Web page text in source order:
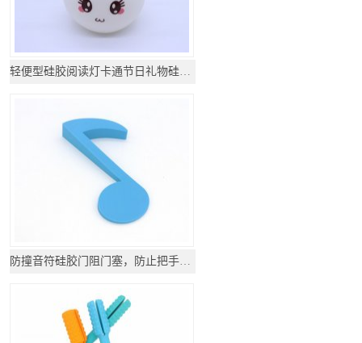
轻便型硅胶阅读灯卡通节日礼物硅胶灯
防撞音符硅胶门阻门塞，防止把手碰撞墙壁_硅胶